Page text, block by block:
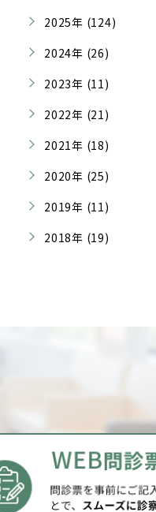
2025年 (124)
2024年 (26)
2023年 (11)
2022年 (21)
2021年 (18)
2020年 (25)
2019年 (11)
2018年 (19)